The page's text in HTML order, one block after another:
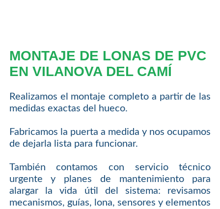
MONTAJE DE LONAS DE PVC
EN VILANOVA DEL CAMÍ
Realizamos el montaje completo a partir de las
medidas exactas del hueco.
Fabricamos la puerta a medida y nos ocupamos
de dejarla lista para funcionar.
También contamos con servicio técnico
urgente y planes de mantenimiento para
alargar la vida útil del sistema: revisamos
mecanismos, guías, lona, sensores y elementos